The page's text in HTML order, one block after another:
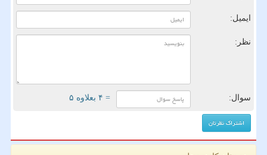
ایمیل:
نظر:
سوال: = ۴ بعلاوه ۵